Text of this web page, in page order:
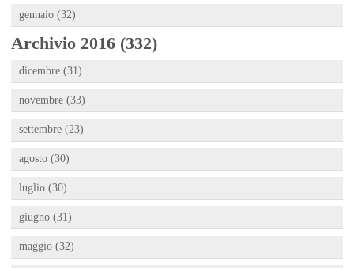
gennaio (32)
Archivio 2016 (332)
dicembre (31)
novembre (33)
settembre (23)
agosto (30)
luglio (30)
giugno (31)
maggio (32)